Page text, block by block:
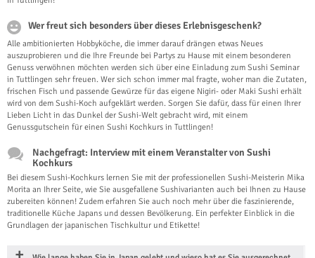
Wer freut sich besonders über dieses Erlebnisgeschenk?
Alle ambitionierten Hobbyköche, die immer darauf drängen etwas Neues
auszuprobieren und die Ihre Freunde bei Partys zu Hause mit einem besonderen
Genuss verwöhnen möchten werden sich über eine Einladung zum Sushi Seminar
in Tuttlingen sehr freuen. Wer sich schon immer mal fragte, woher man die Zutaten,
frischen Fisch und passende Gewürze für das eigene Nigiri- oder Maki Sushi erhält
wird von dem Sushi-Koch aufgeklärt werden. Sorgen Sie dafür, dass für einen Ihrer
Lieben Licht in das Dunkel der Sushi-Welt gebracht wird, mit einem
Genussgutschein für einen Sushi Kochkurs in Tuttlingen!
Nachgefragt: Interview mit einem Veranstalter von Sushi
Kochkurs
Bei diesem Sushi-Kochkurs lernen Sie mit der professionellen Sushi-Meisterin Mika
Morita an Ihrer Seite, wie Sie ausgefallene Sushivarianten auch bei Ihnen zu Hause
zubereiten können! Zudem erfahren Sie auch noch mehr über die faszinierende,
traditionelle Küche Japans und dessen Bevölkerung. Ein perfekter Einblick in die
Grundlagen der japanischen Tischkultur und Etikette!